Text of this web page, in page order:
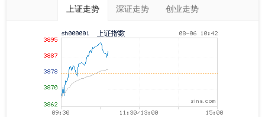
上证走势 深证走势 创业走势